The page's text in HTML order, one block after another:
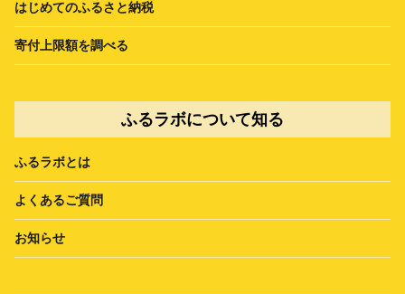
はじめてのふるさと納税
寄付上限額を調べる
ふるラボについて知る
ふるラボとは
よくあるご質問
お知らせ